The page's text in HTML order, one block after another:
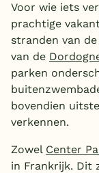
Voor wie iets
prachtige
stranden van de
van de
parken
bovendien
verkennen.
Zowel Center
in Frankrijk. Dit